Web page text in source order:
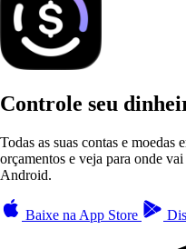
Controle seu
Todas as suas contas e
orçamentos e veja para onde
Android.
Baixe na App Store